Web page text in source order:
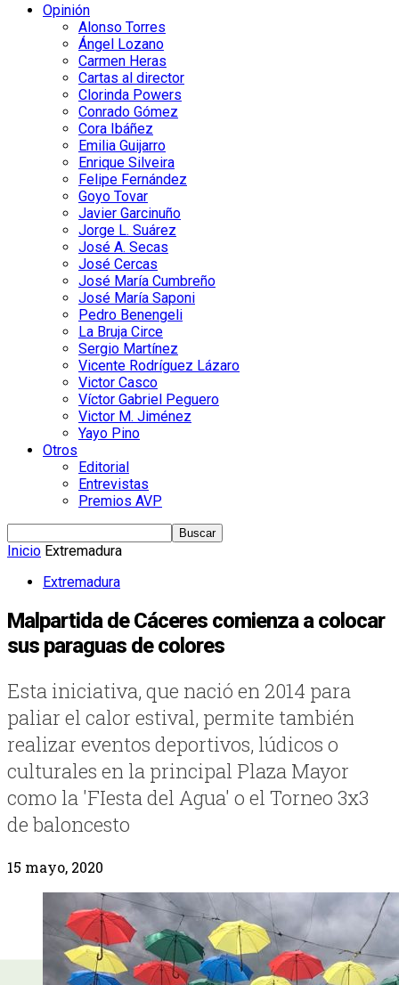
Opinión
Alonso Torres
Ángel Lozano
Carmen Heras
Cartas al director
Clorinda Powers
Conrado Gómez
Cora Ibáñez
Emilia Guijarro
Enrique Silveira
Felipe Fernández
Goyo Tovar
Javier Garcinuño
Jorge L. Suárez
José A. Secas
José Cercas
José María Cumbreño
José María Saponi
Pedro Benengeli
La Bruja Circe
Sergio Martínez
Vicente Rodríguez Lázaro
Victor Casco
Víctor Gabriel Peguero
Victor M. Jiménez
Yayo Pino
Otros
Editorial
Entrevistas
Premios AVP
Inicio Extremadura
Extremadura
Malpartida de Cáceres comienza a colocar
sus paraguas de colores
Esta iniciativa, que nació en 2014 para
paliar el calor estival, permite también
realizar eventos deportivos, lúdicos o
culturales en la principal Plaza Mayor
como la 'FIesta del Agua' o el Torneo 3x3
de baloncesto
15 mayo, 2020